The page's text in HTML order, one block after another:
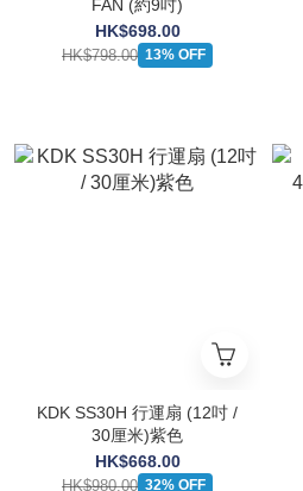
FAN (約9吋)
HK$698.00
HK$798.00 13% OFF
KDK SS30H 行運扇 (12吋 /
30厘米)紫色
HK$668.00
HK$980.00 32% OFF